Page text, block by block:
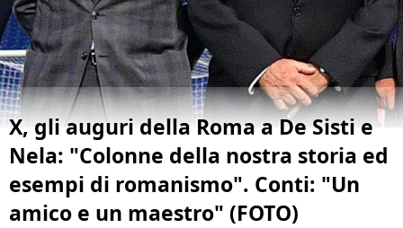
X, gli auguri della Roma a De Sisti e
Nela: "Colonne della nostra storia ed
esempi di romanismo". Conti: "Un
amico e un maestro" (FOTO)